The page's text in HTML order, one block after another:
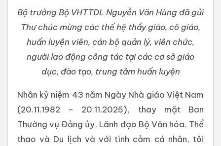
Bộ trưởng Bộ VHTTDL Nguyễn Văn Hùng đã gửi
Thư chúc mừng các thế hệ thầy giáo, cô giáo,
huấn luyện viên, cán bộ quản lý, viên chức,
người lao động công tác tại các cơ sở giáo
dục, đào tạo, trung tâm huấn luyện
Nhân kỷ niệm 43 năm Ngày Nhà giáo Việt Nam
(20.11.1982 – 20.11.2025), thay mặt Ban
Thường vụ Đảng ủy, Lãnh đạo Bộ Văn hóa, Thể
thao và Du lịch và với tình cảm cá nhân, tôi